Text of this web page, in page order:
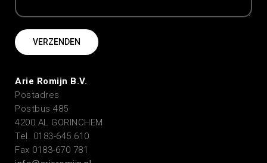
Arie Romijn B.V.
Postadres
Postbus 485
4200 AL GORINCHEM
Tel. 0183-645 610
Fax 0183-670 781